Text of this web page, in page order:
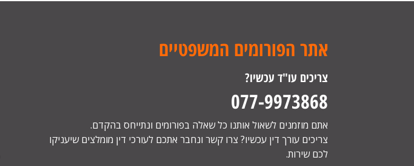
אתר הפורומים המשפטיים
צריכים עו"ד עכשיו?
077-9973868
אתם מוזמנים לשאול אותנו כל שאלה בפורומים ונתייחס בהקדם.
צריכים עורך דין עכשיו? צרו קשר ונחבר אתכם לעורכי דין מומלצים שיעניקו
לכם שירות.